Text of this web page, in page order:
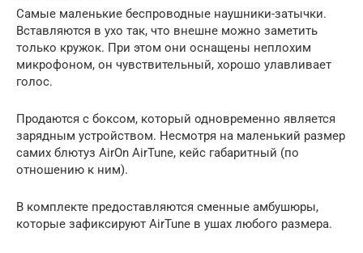
Самые маленькие беспроводные наушники-затычки.
Вставляются в ухо так, что внешне можно заметить
только кружок. При этом они оснащены неплохим
микрофоном, он чувствительный, хорошо улавливает
голос.
Продаются с боксом, который одновременно является
зарядным устройством. Несмотря на маленький размер
самих блютуз AirOn AirTune, кейс габаритный (по
отношению к ним).
В комплекте предоставляются сменные амбушюры,
которые зафиксируют AirTune в ушах любого размера.